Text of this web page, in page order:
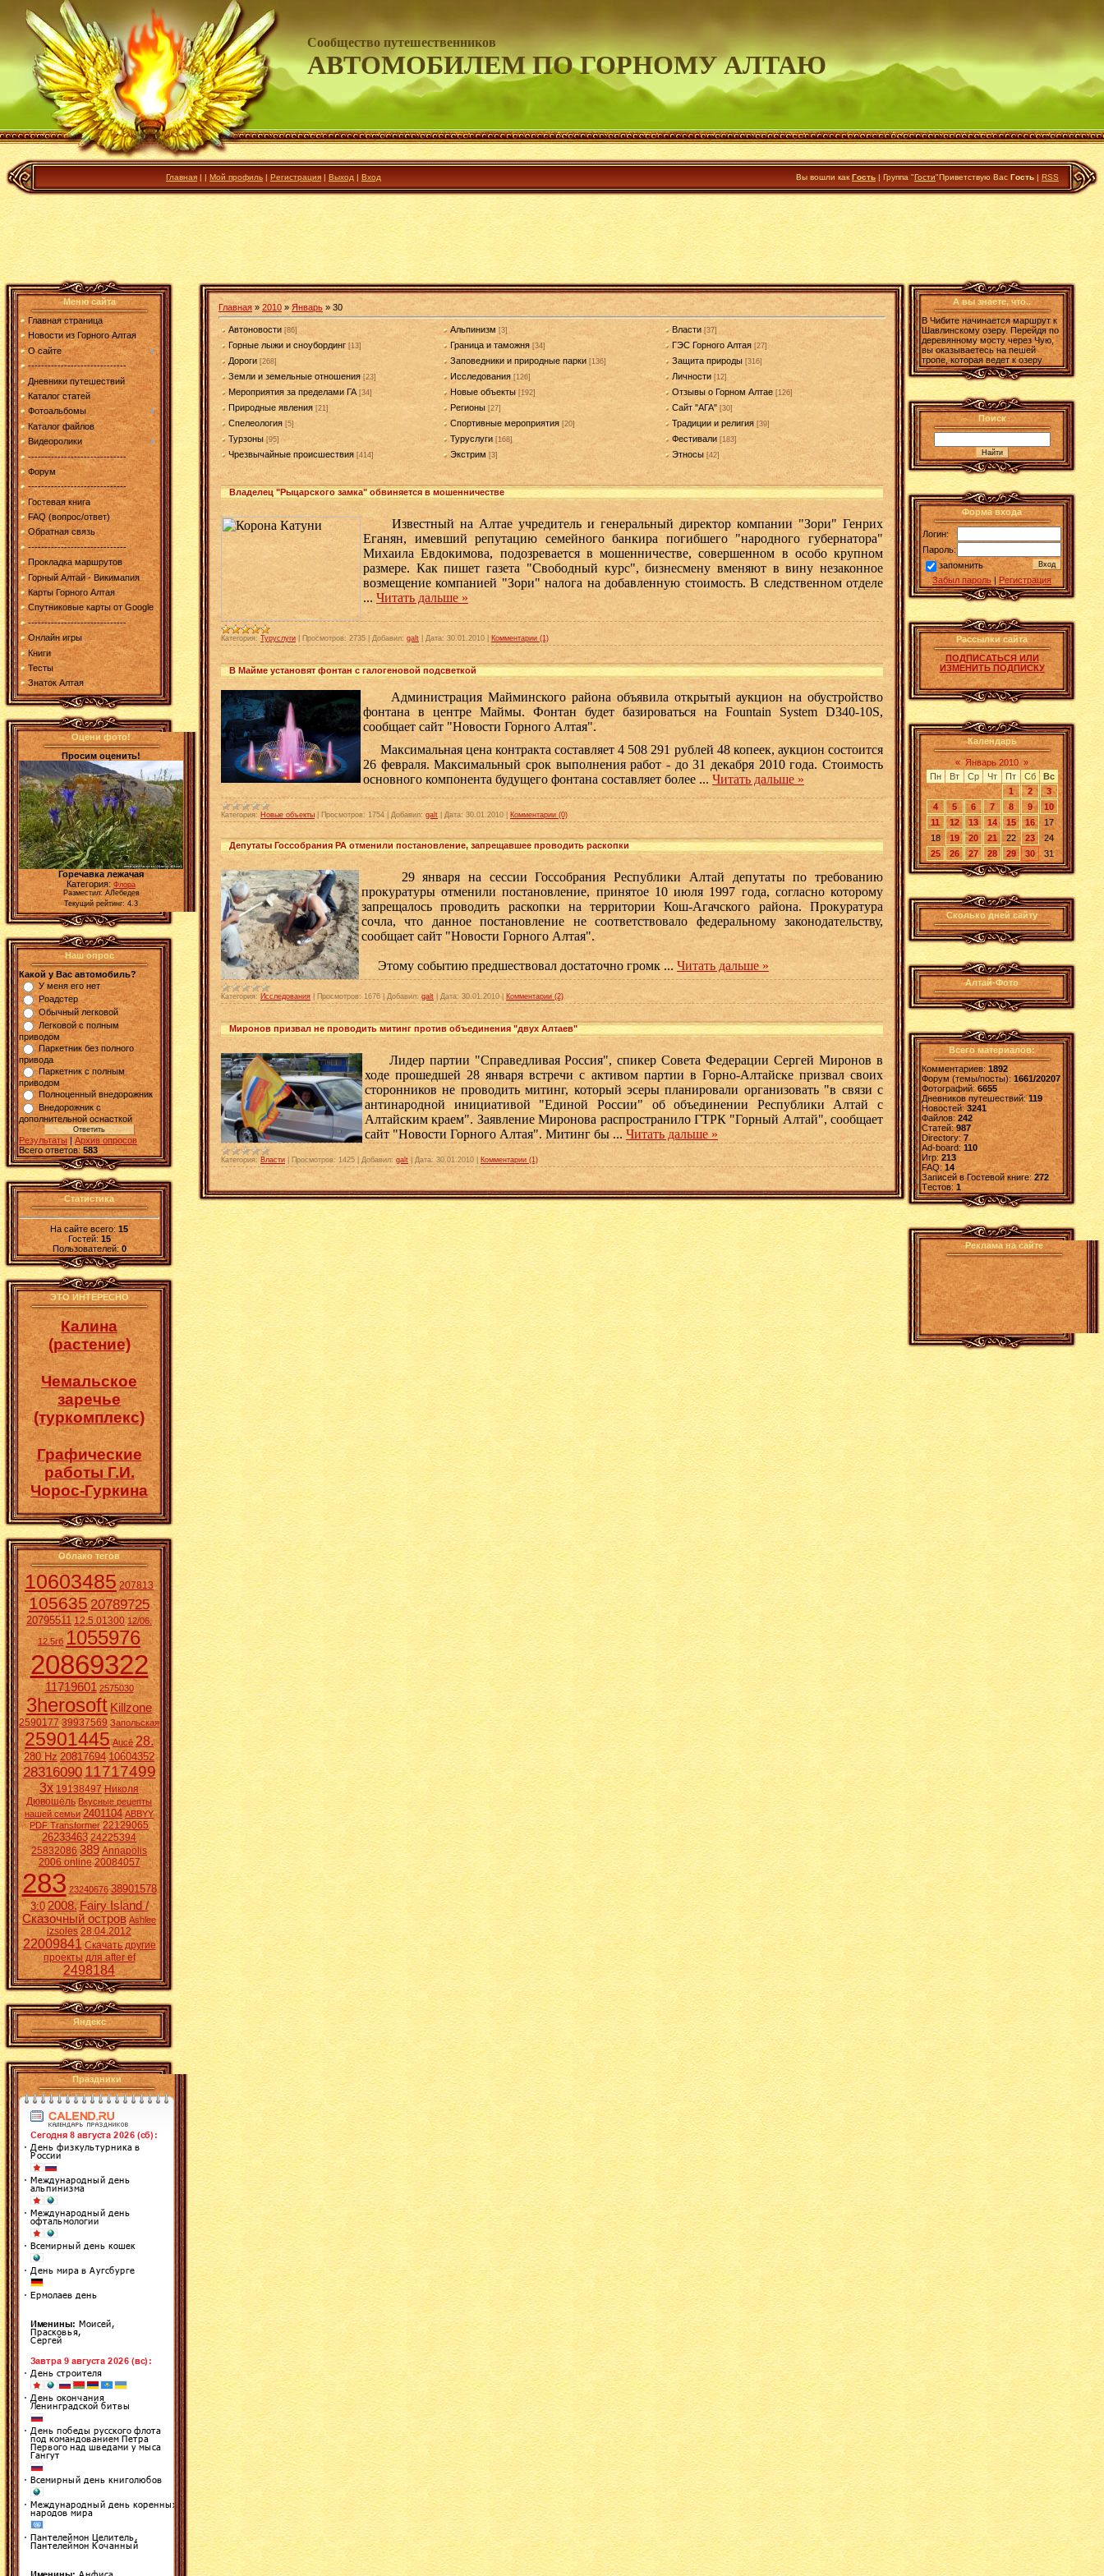
Сообщество путешественников
АВТОМОБИЛЕМ ПО ГОРНОМУ АЛТАЮ
Главная | | Мой профиль | Регистрация | Выход | Вход Вы вошли как Гость | Группа "Гости"Приветствую Вас Гость | RSS
Меню сайта
Главная страница
Новости из Горного Алтая
О сайте
------------------------------
Дневники путешествий
Каталог статей
Фотоальбомы
Каталог файлов
Видеоролики
------------------------------
Форум
------------------------------
Гостевая книга
FAQ (вопрос/ответ)
Обратная связь
------------------------------
Прокладка маршрутов
Горный Алтай - Викимапия
Карты Горного Алтая
Спутниковые карты от Google
------------------------------
Онлайн игры
Книги
Тесты
Знаток Алтая
Оцени фото!
Просим оценить!
Горечавка лежачая
Категория: Флора
Разместил: АЛебедев
Текущий рейтинг: 4.3
Наш опрос
Какой у Вас автомобиль?
У меня его нет
Роадстер
Обычный легковой
Легковой с полным
приводом
Паркетник без полного
привода
Паркетник с полным
приводом
Полноценный внедорожник
Внедорожник с
дополнительной оснасткой
Результаты |Архив опросов
Всего ответов:583
Статистика
На сайте всего:15
Гостей: 15
Пользователей: 0
ЭТО ИНТЕРЕСНО
Калина
(растение)
Чемальское
заречье
(туркомплекс)
Графические
работы Г.И.
Чорос-Гуркина
Облако тегов
10603485 207813
10563520789725
20795511 12.5.01300 12/06.
12.5гб 1055976
20869322
11719601 2575030
3herosoft Killzone
2590177 39937569 Запольская
25901445 Aucē 28.
280 Hz 20817694 10604352
2831609011717499
3x 19138497 Николя
Дювошель Вкусные рецепты
нашей семьи 2401104 ABBYY
PDF Transformer 22129065
26233463 24225394
25832086 389 Annapolis
2006 online 20084057
283 23240676 38901578
3:0 2008. Fairy Island /
Сказочный остров Ashlee
izsoles 28.04.2012
22009841 Скачать другие
проекты для after ef
2498184
Яндекс
Праздники
Главная » 2010 » Январь » 30
Автоновости [86] Альпинизм [3] Власти [37]
Горные лыжи и сноубординг [13] Граница и таможня [34] ГЭС Горного Алтая [27]
Дороги [268] Заповедники и природные парки [136] Защита природы [316]
Земли и земельные отношения [23] Исследования [126] Личности [12]
Мероприятия за пределами ГА [34] Новые объекты [192] Отзывы о Горном Алтае [126]
Природные явления [21] Регионы [27] Сайт "АГА" [30]
Спелеология [5] Спортивные мероприятия [20] Традиции и религия [39]
Турзоны [95] Туруслуги [168] Фестивали [183]
Чрезвычайные происшествия [414] Экстрим [3] Этносы [42]
Владелец "Рыцарского замка" обвиняется в мошенничестве
Известный на Алтае учредитель и генеральный директор компании "Зори" Генрих
Еганян, имевший репутацию семейного банкира погибшего "народного губернатора"
Михаила Евдокимова, подозревается в мошенничестве, совершенном в особо крупном
размере. Как пишет газета "Свободный курс", бизнесмену вменяют в вину незаконное
возмещение компанией "Зори" налога на добавленную стоимость. В следственном отделе
... Читать дальше »
Категория: Туруслуги Просмотров: 2735 Добавил: galt Дата: 30.01.2010 Комментарии (1)
В Майме установят фонтан с галогеновой подсветкой
Администрация Майминского района объявила открытый аукцион на обустройство
фонтана в центре Маймы. Фонтан будет базироваться на Fountain System D340-10S,
сообщает сайт "Новости Горного Алтая".
Максимальная цена контракта составляет 4 508 291 рублей 48 копеек, аукцион состоится
26 февраля. Максимальный срок выполнения работ - до 31 декабря 2010 года. Стоимость
основного компонента будущего фонтана составляет более ... Читать дальше »
Категория: Новые объекты Просмотров: 1754 Добавил: galt Дата: 30.01.2010 Комментарии (0)
Депутаты Госсобрания РА отменили постановление, запрещавшее проводить раскопки
29 января на сессии Госсобрания Республики Алтай депутаты по требованию
прокуратуры отменили постановление, принятое 10 июля 1997 года, согласно которому
запрещалось проводить раскопки на территории Кош-Агачского района. Прокуратура
сочла, что данное постановление не соответствовало федеральному законодательству,
сообщает сайт "Новости Горного Алтая".
Этому событию предшествовал достаточно громк ... Читать дальше »
Категория: Исследования Просмотров: 1676 Добавил: galt Дата: 30.01.2010 Комментарии (2)
Миронов призвал не проводить митинг против объединения "двух Алтаев"
Лидер партии "Справедливая Россия", спикер Совета Федерации Сергей Миронов в
ходе прошедшей 28 января встречи с активом партии в Горно-Алтайске призвал своих
сторонников не проводить митинг, который эсеры планировали организовать "в связи с
антинародной инициативой "Единой России" об объединении Республики Алтай с
Алтайским краем". Заявление Миронова распространило ГТРК "Горный Алтай", сообщает
сайт "Новости Горного Алтая". Митинг бы ... Читать дальше »
Категория: Власти Просмотров: 1425 Добавил: galt Дата: 30.01.2010 Комментарии (1)
А вы знаете, что..
В Чибите начинается маршрут к
Шавлинскому озеру. Перейдя по
деревянному мосту через Чую,
вы оказываетесь на пешей
тропе, которая ведет к озеру
Поиск
Форма входа
Логин:
Пароль:
запомнить
Забыл пароль | Регистрация
Рассылки сайта
ПОДПИСАТЬСЯ ИЛИ
ИЗМЕНИТЬ ПОДПИСКУ
Календарь
« Январь 2010 »
Пн
Вт Ср Чт Пт Сб
Вс
1
2
3
4
5 6 7 8 9
10
11
12 13 14 15 16
17
18
19 20 21 22 23
24
25
26 27 28 29 30 31
Сколько дней сайту
Алтай-Фото
Всего материалов:
Комментариев: 1892
Форум (темы/посты):1661/20207
Фотографий:6655
Дневников путешествий:119
Новостей:3241
Файлов: 242
Статей:987
Directory: 7
Ad-board:110
Игр: 213
FAQ:14
Записей в Гостевой книге:272
Tестов: 1
Реклама на сайте